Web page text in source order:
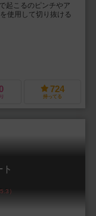
起こるのピンチやア
使用して切り抜ける
724
持ってる
5.3